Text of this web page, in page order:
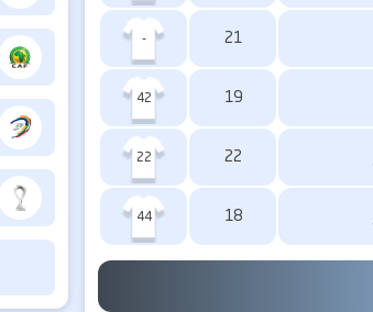
21
-
19
42
22
22
18
44